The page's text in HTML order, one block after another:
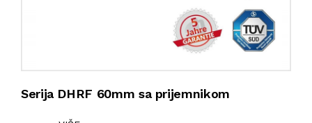
Serija DHRF 60mm sa prijemnikom